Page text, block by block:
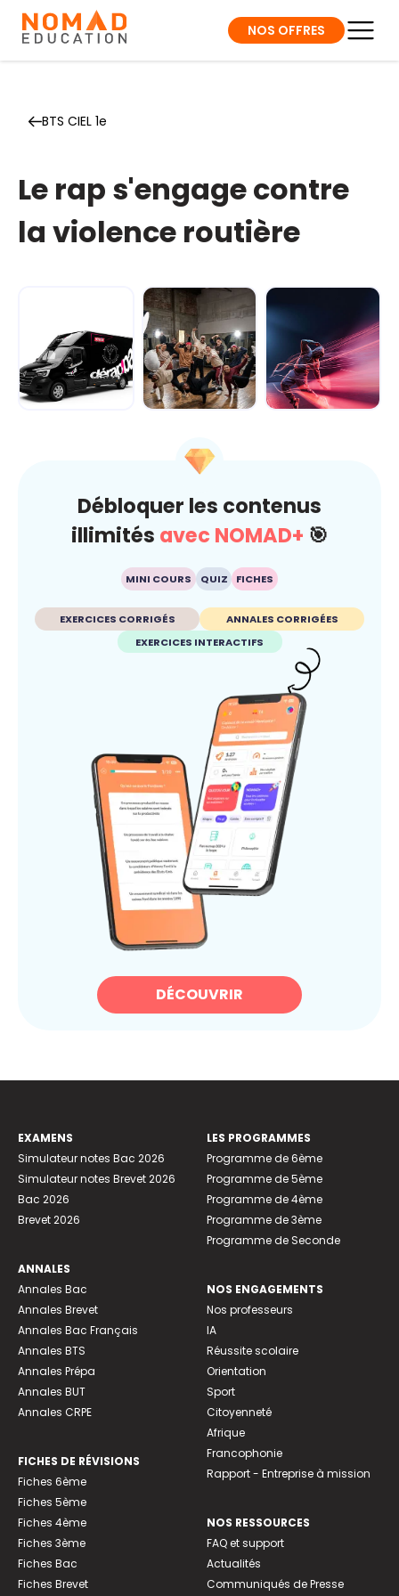
NOS OFFRES
BTS CIEL 1e
Le rap s'engage contre
la violence routière
Carré sur la
route... je gère
avant qu'ç...
Débloquer les contenus
illimités avec NOMAD+ 🎯
MINI COURS QUIZ FICHES
EXERCICES CORRIGÉS
ANNALES CORRIGÉES
EXERCICES INTERACTIFS
DÉCOUVRIR
EXAMENS
Simulateur notes Bac 2026
Simulateur notes Brevet 2026
Bac 2026
Brevet 2026
ANNALES
Annales Bac
Annales Brevet
Annales Bac Français
Annales BTS
Annales Prépa
Annales BUT
Annales CRPE
FICHES DE RÉVISIONS
Fiches 6ème
Fiches 5ème
Fiches 4ème
Fiches 3ème
Fiches Bac
Fiches Brevet
LES PROGRAMMES
Programme de 6ème
Programme de 5ème
Programme de 4ème
Programme de 3ème
Programme de Seconde
NOS ENGAGEMENTS
Nos professeurs
IA
Réussite scolaire
Orientation
Sport
Citoyenneté
Afrique
Francophonie
Rapport - Entreprise à mission
NOS RESSOURCES
FAQ et support
Actualités
Communiqués de Presse